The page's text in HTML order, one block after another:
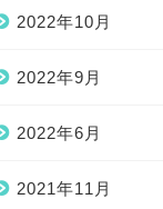
2022年10月
2022年9月
2022年6月
2021年11月